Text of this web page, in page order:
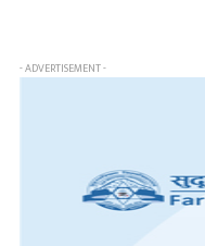
- ADVERTISEMENT -